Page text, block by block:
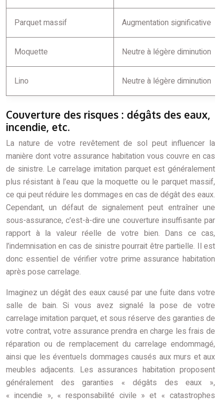
Parquet massif Augmentation significative
Moquette Neutre à légère diminution
Lino Neutre à légère diminution
Couverture des risques : dégâts des eaux,
incendie, etc.
La nature de votre revêtement de sol peut influencer la
manière dont votre assurance habitation vous couvre en cas
de sinistre. Le carrelage imitation parquet est généralement
plus résistant à l’eau que la moquette ou le parquet massif,
ce qui peut réduire les dommages en cas de dégât des eaux.
Cependant, un défaut de signalement peut entraîner une
sous-assurance, c’est-à-dire une couverture insuffisante par
rapport à la valeur réelle de votre bien. Dans ce cas,
l’indemnisation en cas de sinistre pourrait être partielle. Il est
donc essentiel de vérifier votre prime assurance habitation
après pose carrelage.
Imaginez un dégât des eaux causé par une fuite dans votre
salle de bain. Si vous avez signalé la pose de votre
carrelage imitation parquet, et sous réserve des garanties de
votre contrat, votre assurance prendra en charge les frais de
réparation ou de remplacement du carrelage endommagé,
ainsi que les éventuels dommages causés aux murs et aux
meubles adjacents. Les assurances habitation proposent
généralement des garanties « dégâts des eaux »,
« incendie », « responsabilité civile » et « catastrophes